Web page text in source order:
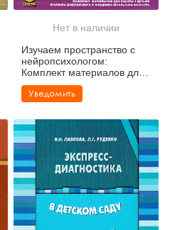
Нет в наличии
Изучаем пространство с
нейропсихологом:
Комплект материалов для
работы с детьми старшего
дошкольного и младшего
Уведомить